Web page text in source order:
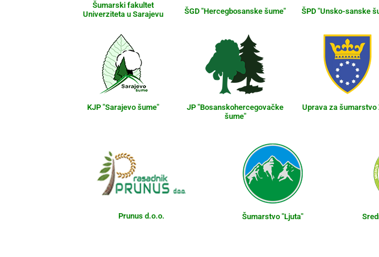
Šumarski fakultet
Univerziteta u Sarajevu
ŠGD "Hercegbosanske šume" ŠPD "Unsko-sanske
KJP "Sarajevo šume"
JP "Bosanskohercegovačke
šume"
Uprava za šumarstvo
Prunus d.o.o. Šumarstvo "Ljuta"